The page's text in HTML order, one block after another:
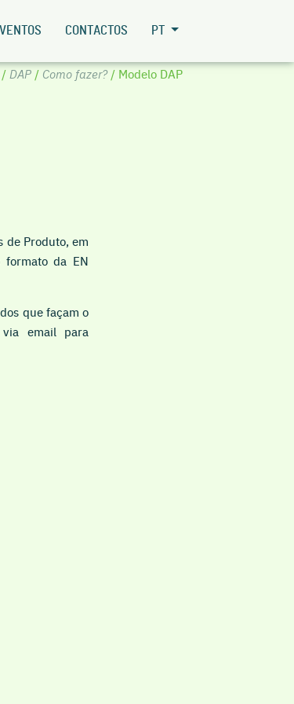
CONTACTOS PT
DAP/ Como fazer?/ Modelo DAP
de Produto, em
da EN
que façam o
email para